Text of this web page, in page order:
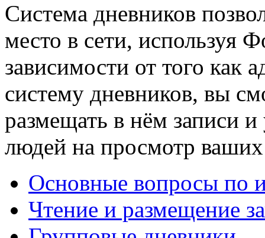
Система дневников
место в сети, используя
зависимости от того как
систему дневников, вы
размещать в нём записи
людей на просмотр ваших
Основные вопросы по
Чтение и размещение